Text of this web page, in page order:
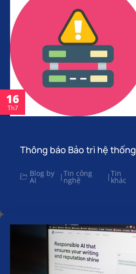
16
Th7
Thông báo Bảo trì hệ thống
Blog by
AI |Tin công
nghệ |Tin
khác